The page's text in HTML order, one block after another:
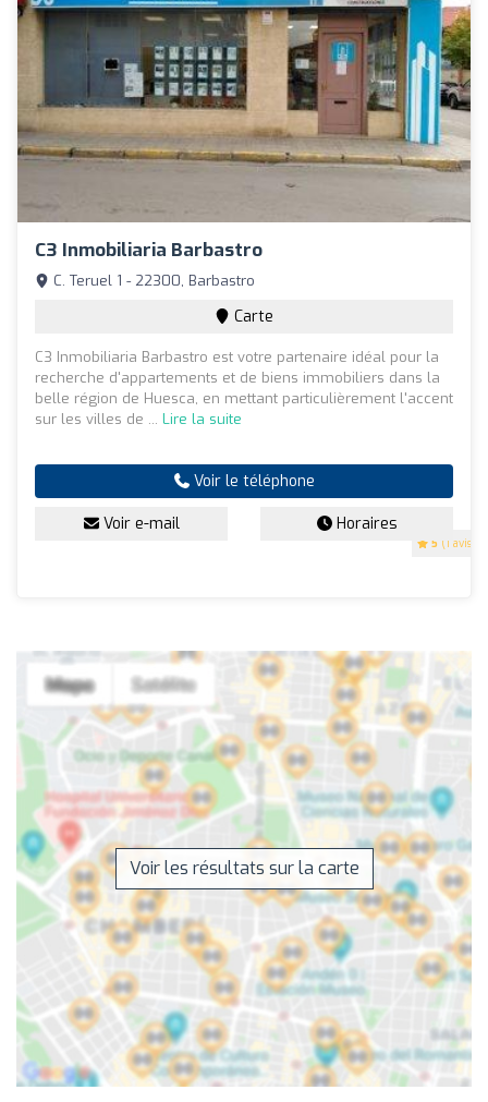
C3 Inmobiliaria Barbastro
5 (1 avis)
C. Teruel 1 - 22300, Barbastro
Carte
C3 Inmobiliaria Barbastro est votre partenaire idéal pour la
recherche d'appartements et de biens immobiliers dans la
belle région de Huesca, en mettant particulièrement l'accent
sur les villes de ... Lire la suite
Voir le téléphone
Voir e-mail Horaires
Voir les résultats sur la carte